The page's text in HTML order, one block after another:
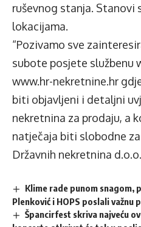
ruševnog stanja. Stanovi
lokacijama.
“Pozivamo sve
subote posjete službenu
www.hr-nekretnine.hr
biti objavljeni i detaljni
nekretnina za prodaju, a
natječaja biti slobodne
Državnih nekretnina d.o.o.
Klime rade punom
Plenković i HOPS poslali važnu
Špancirfest skriva najveću